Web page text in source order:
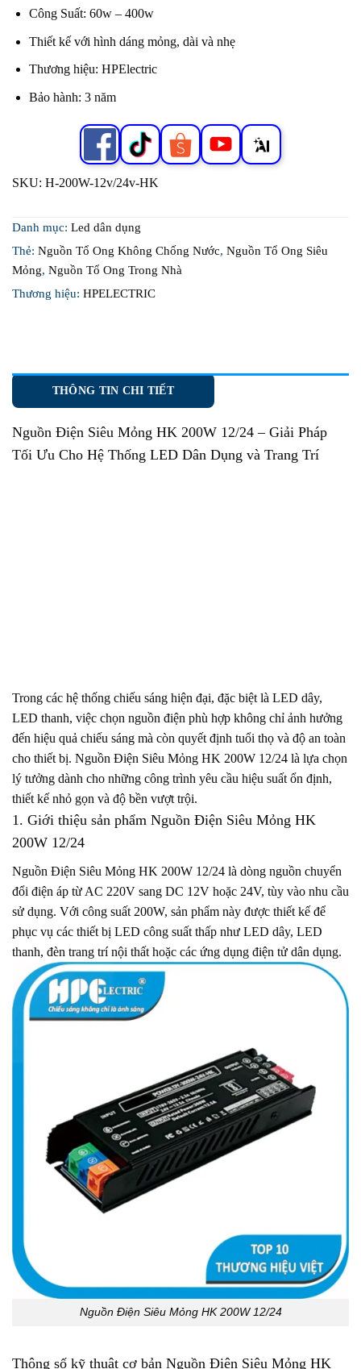
Công Suất: 60w – 400w
Thiết kế với hình dáng mỏng, dài và nhẹ
Thương hiệu: HPElectric
Bảo hành: 3 năm
SKU: H-200W-12v/24v-HK
Danh mục: Led dân dụng
Thẻ: Nguồn Tổ Ong Không Chống Nước, Nguồn Tổ Ong Siêu
Mỏng, Nguồn Tổ Ong Trong Nhà
Thương hiệu: HPELECTRIC
THÔNG TIN CHI TIẾT
Nguồn Điện Siêu Mỏng HK 200W 12/24 – Giải Pháp
Tối Ưu Cho Hệ Thống LED Dân Dụng và Trang Trí
Trong các hệ thống chiếu sáng hiện đại, đặc biệt là LED dây,
LED thanh, việc chọn nguồn điện phù hợp không chỉ ảnh hưởng
đến hiệu quả chiếu sáng mà còn quyết định tuổi thọ và độ an toàn
cho thiết bị. Nguồn Điện Siêu Mỏng HK 200W 12/24 là lựa chọn
lý tưởng dành cho những công trình yêu cầu hiệu suất ổn định,
thiết kế nhỏ gọn và độ bền vượt trội.
1. Giới thiệu sản phẩm Nguồn Điện Siêu Mỏng HK
200W 12/24
Nguồn Điện Siêu Mỏng HK 200W 12/24 là dòng nguồn chuyển
đổi điện áp từ AC 220V sang DC 12V hoặc 24V, tùy vào nhu cầu
sử dụng. Với công suất 200W, sản phẩm này được thiết kế để
phục vụ các thiết bị LED công suất thấp như LED dây, LED
thanh, đèn trang trí nội thất hoặc các ứng dụng điện tử dân dụng.
Nguồn Điện Siêu Mỏng HK 200W 12/24
Thông số kỹ thuật cơ bản Nguồn Điện Siêu Mỏng HK